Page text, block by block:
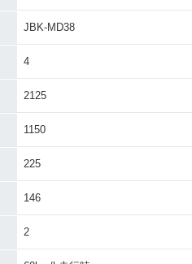
JBK-MD38
4
2125
1150
225
146
2